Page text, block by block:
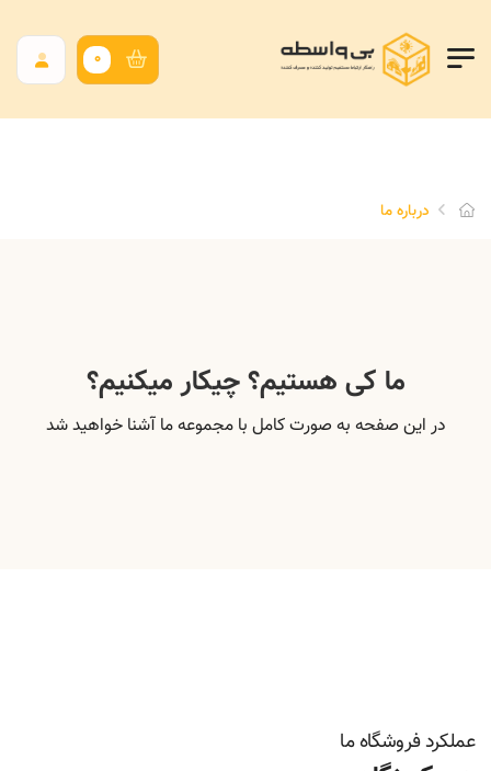
0
درباره ما
ما کی هستیم؟ چیکار میکنیم؟
در این صفحه به صورت کامل با مجموعه ما آشنا خواهید شد
عملکرد فروشگاه ما